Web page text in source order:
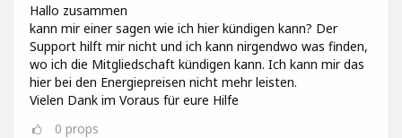
Hallo zusammen
kann mir einer sagen wie ich hier kündigen kann? Der
Support hilft mir nicht und ich kann nirgendwo was finden,
wo ich die Mitgliedschaft kündigen kann. Ich kann mir das
hier bei den Energiepreisen nicht mehr leisten.
Vielen Dank im Voraus für eure Hilfe
0 props